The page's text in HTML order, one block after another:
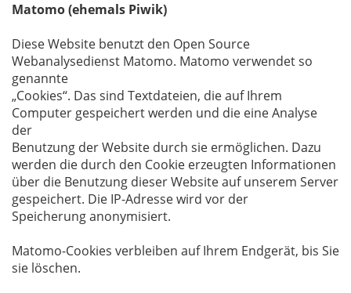
Matomo (ehemals Piwik)
Diese Website benutzt den Open Source
Webanalysedienst Matomo. Matomo verwendet so
genannte
„Cookies“. Das sind Textdateien, die auf Ihrem
Computer gespeichert werden und die eine Analyse
der
Benutzung der Website durch sie ermöglichen. Dazu
werden die durch den Cookie erzeugten Informationen
über die Benutzung dieser Website auf unserem Server
gespeichert. Die IP-Adresse wird vor der
Speicherung anonymisiert.
Matomo-Cookies verbleiben auf Ihrem Endgerät, bis Sie
sie löschen.